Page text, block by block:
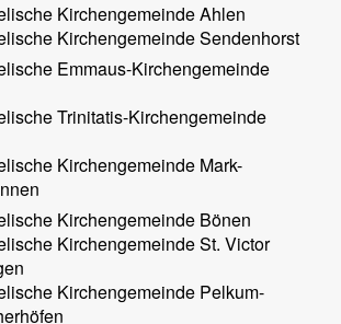
Kirchengemeinde Ahlen
Kirchengemeinde Sendenhorst
Emmaus-Kirchengemeinde
Trinitatis-Kirchengemeinde
Kirchengemeinde Mark-
Kirchengemeinde Bönen
Kirchengemeinde St. Victor
Kirchengemeinde Pelkum-